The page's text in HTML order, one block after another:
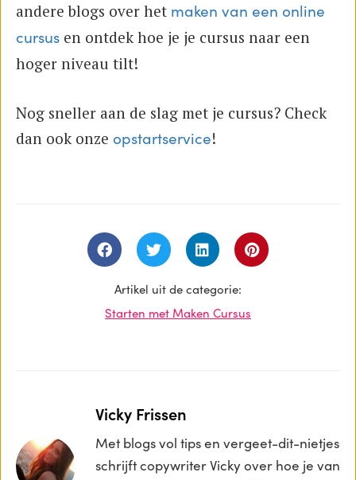
andere blogs over het maken van een online
cursus en ontdek hoe je je cursus naar een
hoger niveau tilt!
Nog sneller aan de slag met je cursus? Check
dan ook onze opstartservice!
Artikel uit de categorie:
Starten met Maken Cursus
Vicky Frissen
Met blogs vol tips en vergeet-dit-nietjes
schrijft copywriter Vicky over hoe je van